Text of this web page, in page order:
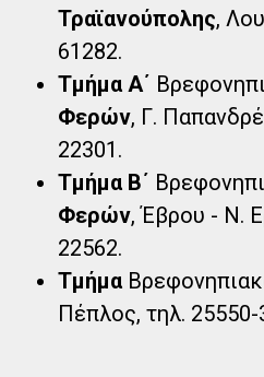
Τραϊανούπολης,
61282.
Τμήμα Α΄
Φερών, Γ.
22301.
Τμήμα Β΄
Φερών, Έβρου - Ν.
22562.
Τμήμα
Πέπλος, τηλ. 25550-